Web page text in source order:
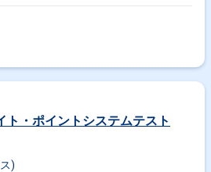
ト・ポイントシステムテスト
)